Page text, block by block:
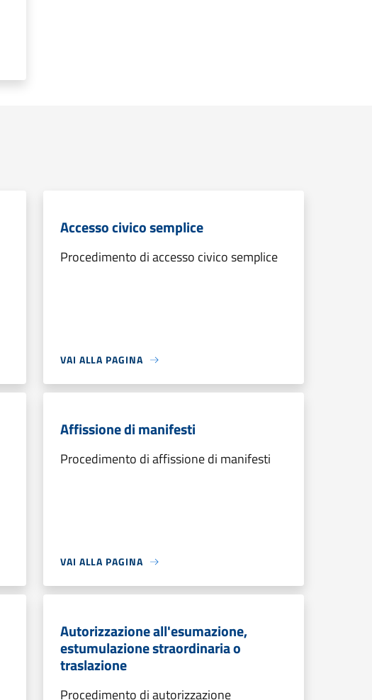
Accesso civico semplice
Procedimento di accesso civico semplice
VAI ALLA PAGINA
Affissione di manifesti
Procedimento di affissione di manifesti
VAI ALLA PAGINA
Autorizzazione all'esumazione,
estumulazione straordinaria o
traslazione
Procedimento di autorizzazione